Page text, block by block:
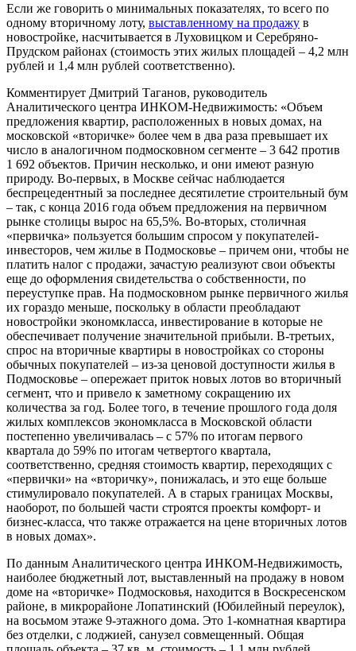
Если же говорить о минимальных показателях, то всего по
одному вторичному лоту, выставленному на продажу в
новостройке, насчитывается в Луховицком и Серебряно-
Прудском районах (стоимость этих жилых площадей – 4,2 млн
рублей и 1,4 млн рублей соответственно).
Комментирует Дмитрий Таганов, руководитель
Аналитического центра ИНКОМ-Недвижимость: «Объем
предложения квартир, расположенных в новых домах, на
московской «вторичке» более чем в два раза превышает их
число в аналогичном подмосковном сегменте – 3 642 против
1 692 объектов. Причин несколько, и они имеют разную
природу. Во-первых, в Москве сейчас наблюдается
беспрецедентный за последнее десятилетие строительный бум
– так, с конца 2016 года объем предложения на первичном
рынке столицы вырос на 65,5%. Во-вторых, столичная
«первичка» пользуется большим спросом у покупателей-
инвесторов, чем жилье в Подмосковье – причем они, чтобы не
платить налог с продажи, зачастую реализуют свои объекты
еще до оформления свидетельства о собственности, по
переуступке прав. На подмосковном рынке первичного жилья
их гораздо меньше, поскольку в области преобладают
новостройки экономкласса, инвестирование в которые не
обеспечивает получение значительной прибыли. В-третьих,
спрос на вторичные квартиры в новостройках со стороны
обычных покупателей – из-за ценовой доступности жилья в
Подмосковье – опережает приток новых лотов во вторичный
сегмент, что и привело к заметному сокращению их
количества за год. Более того, в течение прошлого года доля
жилых комплексов экономкласса в Московской области
постепенно увеличивалась – с 57% по итогам первого
квартала до 59% по итогам четвертого квартала,
соответственно, средняя стоимость квартир, переходящих с
«первички» на «вторичку», понижалась, и это еще больше
стимулировало покупателей. А в старых границах Москвы,
наоборот, по большей части строятся проекты комфорт- и
бизнес-класса, что также отражается на цене вторичных лотов
в новых домах».
По данным Аналитического центра ИНКОМ-Недвижимость,
наиболее бюджетный лот, выставленный на продажу в новом
доме на «вторичке» Подмосковья, находится в Воскресенском
районе, в микрорайоне Лопатинский (Юбилейный переулок),
на восьмом этаже 9-этажного дома. Это 1-комнатная квартира
без отделки, с лоджией, санузел совмещенный. Общая